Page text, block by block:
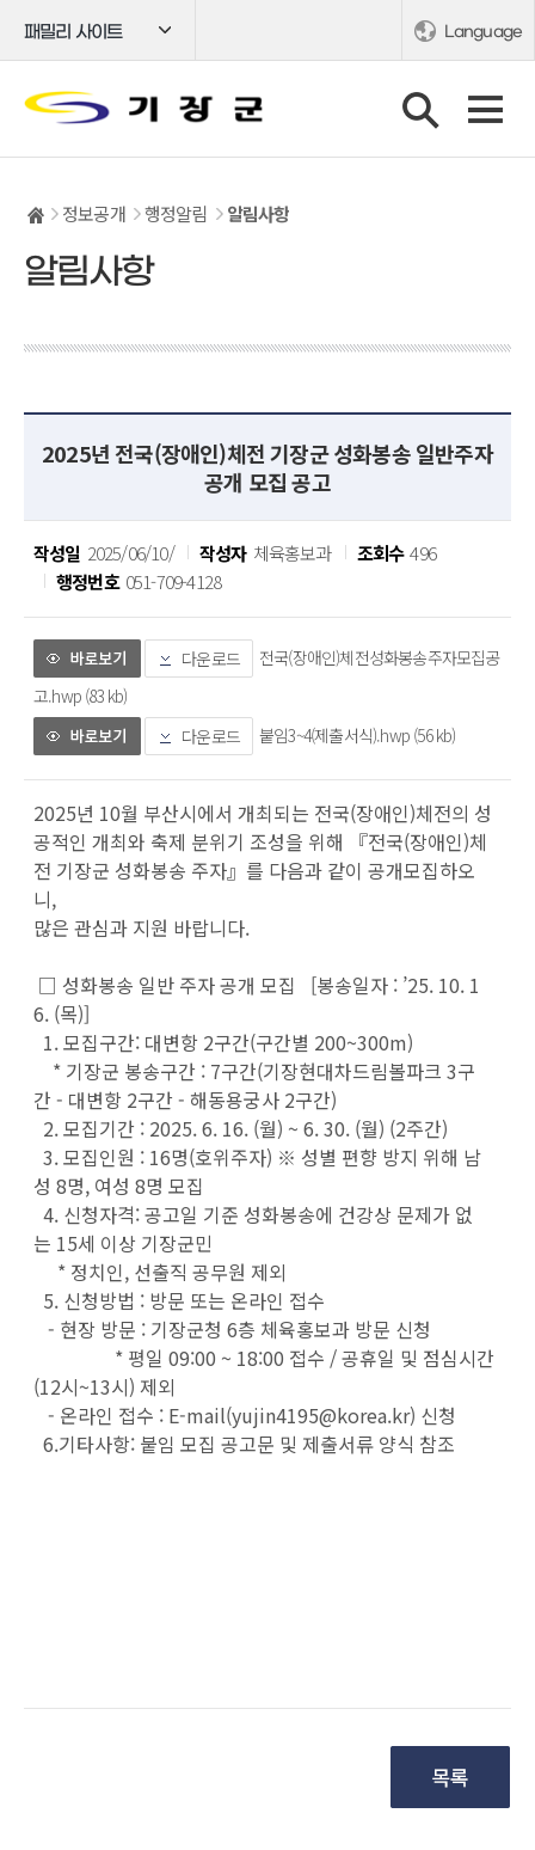
패밀리 사이트 Language
정보공개 행정알림 알림사항
알림사항
2025년 전국(장애인)체전 기장군 성화봉송 일반주자
공개 모집 공고
작성일 2025/06/10/ 작성자 체육홍보과 조회수 496
행정번호 051-709-4128
다운로드
전국(장애인)체전성화봉송주자모집공
고.hwp (83 kb)
다운로드
붙임3~4(제출서식).hwp (56 kb)
2025년 10월 부산시에서 개최되는 전국(장애인)체전의 성
공적인 개최와 축제 분위기 조성을 위해 『전국(장애인)체
전 기장군 성화봉송 주자』를 다음과 같이 공개모집하오
니,
많은 관심과 지원 바랍니다.
□ 성화봉송 일반 주자 공개 모집 [봉송일자 : ’25. 10. 1
6. (목)]
1. 모집구간: 대변항 2구간(구간별 200~300m)
* 기장군 봉송구간 : 7구간(기장현대차드림볼파크 3구
간 - 대변항 2구간 - 해동용궁사 2구간)
2. 모집기간 : 2025. 6. 16. (월) ~ 6. 30. (월) (2주간)
3. 모집인원 : 16명(호위주자) ※ 성별 편향 방지 위해 남
성 8명, 여성 8명 모집
4. 신청자격: 공고일 기준 성화봉송에 건강상 문제가 없
는 15세 이상 기장군민
* 정치인, 선출직 공무원 제외
5. 신청방법 : 방문 또는 온라인 접수
- 현장 방문 : 기장군청 6층 체육홍보과 방문 신청
* 평일 09:00 ~ 18:00 접수 / 공휴일 및 점심시간
(12시~13시) 제외
- 온라인 접수 : E-mail(yujin4195@korea.kr) 신청
6.기타사항: 붙임 모집 공고문 및 제출서류 양식 참조